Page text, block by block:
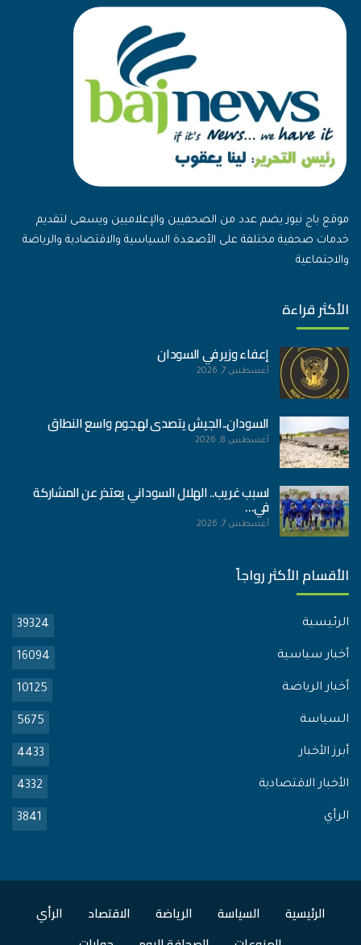
موقع باج نيوز يضم عدد من الصحفيين والإعلاميين ويسعى لتقديم
خدمات صحفية مختلفة على الأصعدة السياسية والاقتصادية والرياضة
والاجتماعية
الأكثر قراءة
إعفاء وزير في السودان
أغسطس 7, 2026
السودان..الجيش يتصدى لهجوم واسع النطاق
أغسطس 8, 2026
لسبب غريب.. الهلال السوداني يعتذر عن المشاركة
في…
أغسطس 7, 2026
الأقسام الأكثر رواجاً
الرئيسية 39324
أخبار سياسية 16094
أخبار الرياضة 10125
السياسة 5675
أبرز الأخبار 4433
الأخبار الاقتصادية 4332
الرأي 3841
الرئيسية السياسة الرياضة الاقتصاد
الرأي